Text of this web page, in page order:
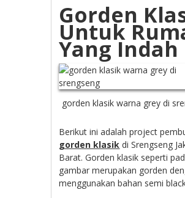
Gorden
Untuk
Yang Indah
gorden klasik warna grey di
Berikut ini adalah project
gorden klasik di Srengseng
Barat. Gorden klasik seperti
gambar merupakan gorden
menggunakan bahan semi